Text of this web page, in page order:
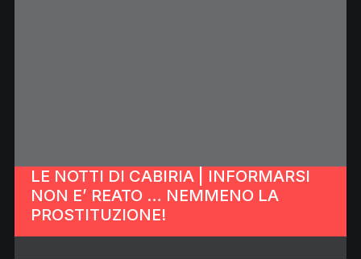
LE NOTTI DI CABIRIA | INFORMARSI
NON E’ REATO … NEMMENO LA
PROSTITUZIONE!